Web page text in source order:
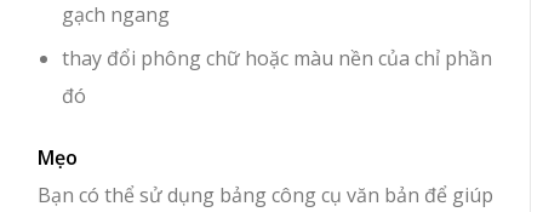
gạch ngang
thay đổi phông chữ hoặc màu nền của chỉ phần
đó
Mẹo
Bạn có thể sử dụng bảng công cụ văn bản để giúp